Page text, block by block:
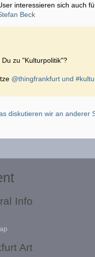
interessieren sich auch
Beck
Du zu "Kulturpolitik"?
@thingfrankfurt und
diskutieren wir an anderer
Info
Art